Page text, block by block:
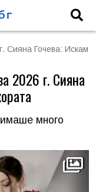
Сияна Гочева: Искам
2026 г. Сияна
много